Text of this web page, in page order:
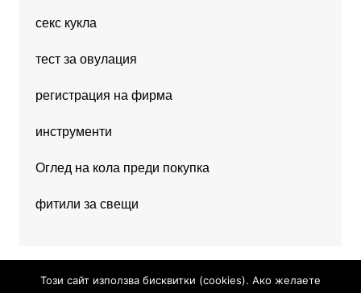
секс кукла
тест за овулация
регистрация на фирма
инструменти
Оглед на кола преди покупка
фитили за свещи
Този сайт използва бисквитки (cookies). Ако желаете